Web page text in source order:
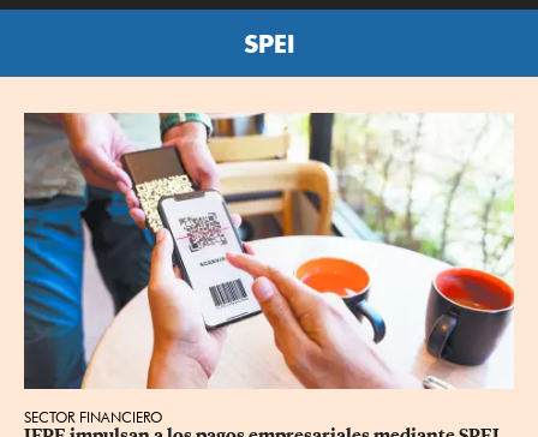
SPEI
SECTOR FINANCIERO